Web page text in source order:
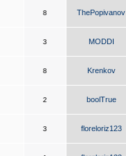
8 ThePopivanov
3 MODDI
8 Krenkov
2 boolTrue
3 floreloriz123